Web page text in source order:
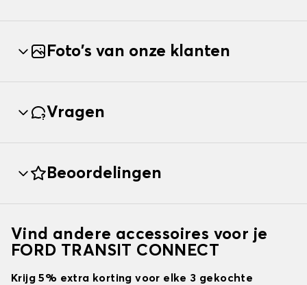
Foto's van onze klanten
Vragen
Beoordelingen
Vind andere accessoires voor je
FORD TRANSIT CONNECT
Krijg 5% extra korting voor elke 3 gekochte